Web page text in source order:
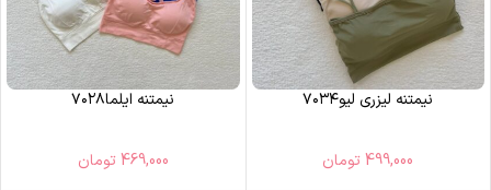
نیمتنه لیزری لیو۷۰۳۴
499,000 تومان
نیمتنه ایلما۷۰۲۸
469,000 تومان